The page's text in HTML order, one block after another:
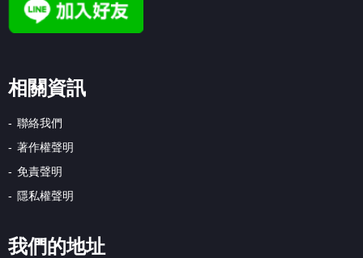
相關資訊
聯絡我們
著作權聲明
免責聲明
隱私權聲明
我們的地址